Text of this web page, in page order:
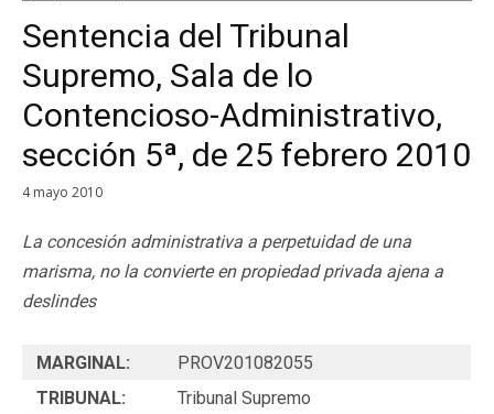
Sentencia del Tribunal
Supremo, Sala de lo
Contencioso-Administrativo,
sección 5ª, de 25 febrero 2010
4 mayo 2010
La concesión administrativa a perpetuidad de una
marisma, no la convierte en propiedad privada ajena a
deslindes
MARGINAL:
PROV201082055
TRIBUNAL:
Tribunal Supremo